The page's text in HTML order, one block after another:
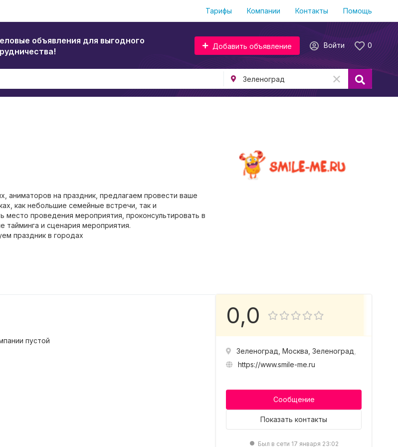
Тарифы Компании Контакты Помощь
объявления для выгодного
0
Войти
Добавить объявление
аниматоров на праздник, предлагаем провести ваше
как небольшие семейные встречи, так и
проведения мероприятия, проконсультировать в
тайминга и сценария мероприятия.
праздник в городах
пустой
0,0
Зеленоград, Москва, Зеленоград, к.913
https://www.smile-me.ru
Сообщение
Показать контакты
Был в сети 17 января 23:02